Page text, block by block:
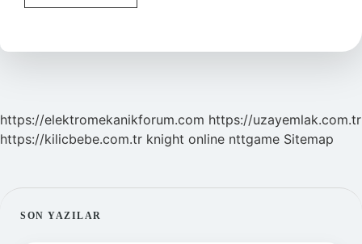
kolay
https://elektromekanikforum.com https://uzayemlak.com.tr
https://kilicbebe.com.tr knight online nttgame Sitemap
SIDEBAR
SON YAZILAR